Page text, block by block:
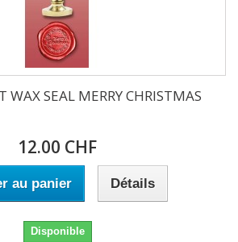
WAX SEAL MERRY CHRISTMAS
12.00 CHF
au panier Détails
Disponible